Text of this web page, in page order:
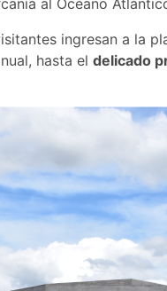
al Océano
ingresan a la
hasta el delicado